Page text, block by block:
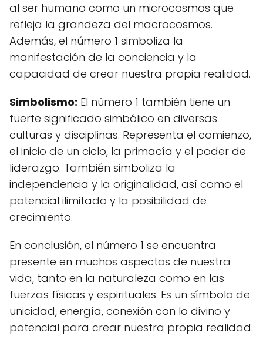
al ser humano como un microcosmos que
refleja la grandeza del macrocosmos.
Además, el número 1 simboliza la
manifestación de la conciencia y la
capacidad de crear nuestra propia realidad.
Simbolismo: El número 1 también tiene un
fuerte significado simbólico en diversas
culturas y disciplinas. Representa el comienzo,
el inicio de un ciclo, la primacía y el poder de
liderazgo. También simboliza la
independencia y la originalidad, así como el
potencial ilimitado y la posibilidad de
crecimiento.
En conclusión, el número 1 se encuentra
presente en muchos aspectos de nuestra
vida, tanto en la naturaleza como en las
fuerzas físicas y espirituales. Es un símbolo de
unicidad, energía, conexión con lo divino y
potencial para crear nuestra propia realidad.